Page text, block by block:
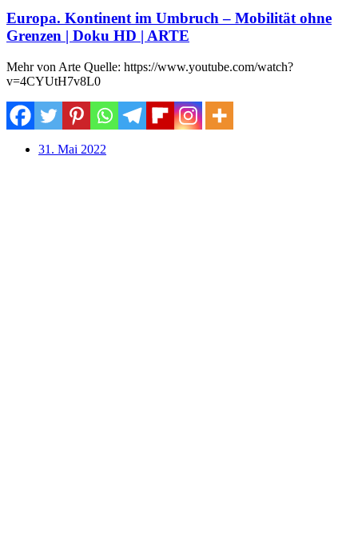
Europa. Kontinent im Umbruch – Mobilität ohne
Grenzen | Doku HD | ARTE
Mehr von Arte Quelle: https://www.youtube.com/watch?
v=4CYUtH7v8L0
31. Mai 2022